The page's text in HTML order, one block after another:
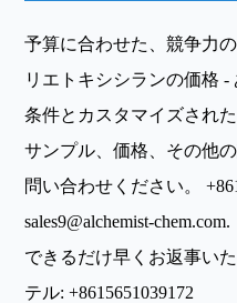
予算に合わせた、競争力
リエトキシシランの価格
条件とカスタマイズされ
サンプル、価格、その他
問い合わせください。
sales9@alchemist-chem.com.
できるだけ早くお返事いた
テル:+8615651039172